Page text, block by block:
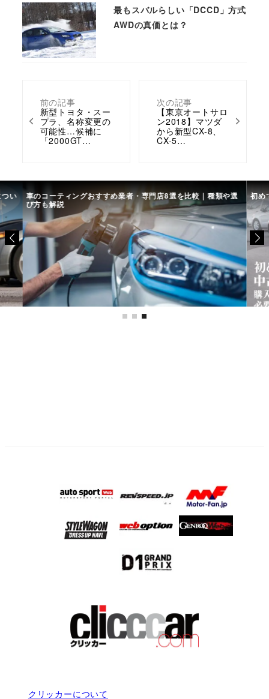
前の記事
新型トヨタ・スー
プラ、名称変更の
可能性…候補に
「2000GT…
次の記事
【東京オートサロ
ン2018】マツダ
から新型CX-8、
CX-5…
最もスバルらしい「DCCD」方式
AWDの真価とは？
い 車のコーティングおすすめ業者・専門店8選を比較｜種類や選
び方も解説
初め
クリッカーについて